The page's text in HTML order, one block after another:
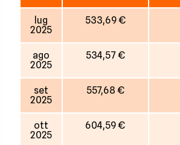
lug
2025
533,69 €
ago
2025
534,57 €
set
2025
557,68 €
ott
2025
604,59 €